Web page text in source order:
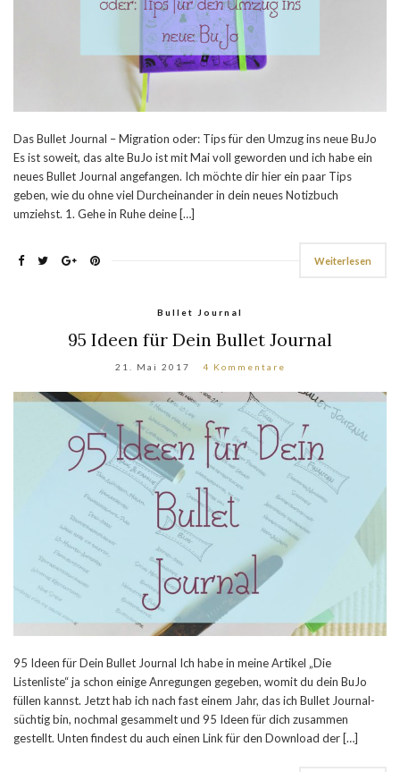
Das Bullet Journal – Migration oder: Tips für den Umzug ins neue BuJo
Es ist soweit, das alte BuJo ist mit Mai voll geworden und ich habe ein
neues Bullet Journal angefangen. Ich möchte dir hier ein paar Tips
geben, wie du ohne viel Durcheinander in dein neues Notizbuch
umziehst. 1. Gehe in Ruhe deine […]
Weiterlesen
Bullet Journal
95 Ideen für Dein Bullet Journal
21. Mai 2017 4 Kommentare
95 Ideen für Dein Bullet Journal Ich habe in meine Artikel „Die
Listenliste“ ja schon einige Anregungen gegeben, womit du dein BuJo
füllen kannst. Jetzt hab ich nach fast einem Jahr, das ich Bullet Journal-
süchtig bin, nochmal gesammelt und 95 Ideen für dich zusammen
gestellt. Unten findest du auch einen Link für den Download der […]